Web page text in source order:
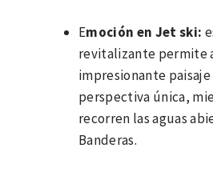
Emoción en Jet ski:
revitalizante permite
impresionante
perspectiva única,
recorren las aguas
Banderas.